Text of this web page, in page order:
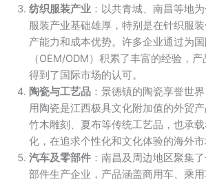
纺织服装产业 ：以共青城、南昌等地
服装产业基础雄厚，特别是在针织服
产能力和成本优势。许多企业通过为
（OEM/ODM）积累了丰富的经验，
得到了国际市场的认可。
陶瓷与工艺品 ：景德镇的陶瓷享誉世
用陶瓷是江西极具文化附加值的外贸
竹木雕刻、夏布等传统工艺品，也承
化，在追求个性化和文化体验的海外市
汽车及零部件 ：南昌及周边地区聚集
部件生产企业，产品涵盖商用车、乘